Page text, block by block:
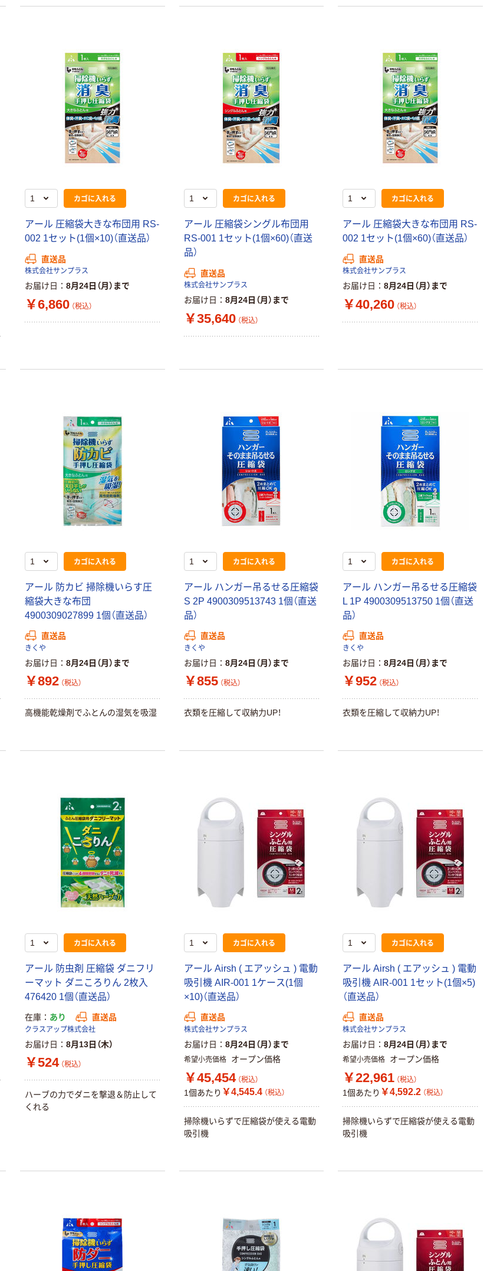
カゴに入れる
アール 圧縮袋大きな布団用 RS-
002 1セット(1個×10)（直送品）
直送品
株式会社サンプラス
お届け日 8月24日（月）まで
￥6,860 （税込）
カゴに入れる
アール 圧縮袋シングル布団用
RS-001 1セット(1個×60)（直送
品）
直送品
株式会社サンプラス
お届け日 8月24日（月）まで
￥35,640 （税込）
カゴに入れる
アール 圧縮袋大きな布団用 RS-
002 1セット(1個×60)（直送品）
直送品
株式会社サンプラス
お届け日 8月24日（月）まで
￥40,260 （税込）
カゴに入れる
アール 防カビ 掃除機いらす圧
縮袋大きな布団
4900309027899 1個（直送品）
直送品
きくや
お届け日 8月24日（月）まで
￥892 （税込）
高機能乾燥剤でふとんの湿気を吸湿
カゴに入れる
アール ハンガー吊るせる圧縮袋
S 2P 4900309513743 1個（直送
品）
直送品
きくや
お届け日 8月24日（月）まで
￥855 （税込）
衣類を圧縮して収納力UP！
カゴに入れる
アール ハンガー吊るせる圧縮袋
L 1P 4900309513750 1個（直送
品）
直送品
きくや
お届け日 8月24日（月）まで
￥952 （税込）
衣類を圧縮して収納力UP！
カゴに入れる
アール 防虫剤 圧縮袋 ダニフリ
ーマット ダニころりん 2枚入
476420 1個（直送品）
在庫 あり 直送品
クラスアップ株式会社
お届け日 8月13日（木）
￥524 （税込）
ハーブの力でダニを撃退＆防止して
くれる
カゴに入れる
アール Airsh ( エアッシュ ) 電動
吸引機 AIR-001 1ケース(1個
×10)（直送品）
直送品
株式会社サンプラス
お届け日 8月24日（月）まで
希望小売価格 オープン価格
￥45,454 （税込）
1個あたり ￥4,545.4 （税込）
掃除機いらずで圧縮袋が使える電動
吸引機
カゴに入れる
アール Airsh ( エアッシュ ) 電動
吸引機 AIR-001 1セット(1個×5)
（直送品）
直送品
株式会社サンプラス
お届け日 8月24日（月）まで
希望小売価格 オープン価格
￥22,961 （税込）
1個あたり ￥4,592.2 （税込）
掃除機いらずで圧縮袋が使える電動
吸引機
蛍光オプテック
ス1(アスクル限
定モデル) 蛍光
ペン ゼブラ
（税込）
嬬恋銘水 ナチュ
ラルミネラルウ
キャップシール
付き／2Lラベル
￥1,037~
（税込）
オリジナル
G バルクタイプ
指定医薬部外品
￥140~ （税込）
ファーストレイ
ト ホワイト紙コ
（税込）
FSC認証紙 アス
クルオリジナル
￥143~
本気プライス
ティッシュペー
パー ボックス
アスクル オリジ
ナルティッシュ
PEFC認証
￥428~ （税込）
￥698~
アスクル トイ
本気プライス
0.22mm 布テー
￥145~
コピー用紙 ア
スクル マルチ
ペーパー スーパ
ーホワイト+
￥149~
オリジナル
アスクル プラス
チックグローブ
ーフリー）
￥398~
本気プライス
アスクル クリア
￥126~ （税込）
￥328~
ペーパータオル
中判 再生紙
100％ 200枚
FSC認証 シング
ル 大王製紙共同
企画 オリジナル
￥149~